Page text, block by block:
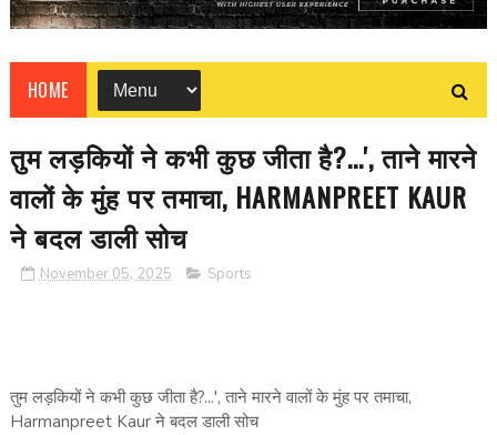
HOME
तुम लड़कियों ने कभी कुछ जीता है?...', ताने मारने
वालों के मुंह पर तमाचा, HARMANPREET KAUR
ने बदल डाली सोच
November 05, 2025 Sports
तुम लड़कियों ने कभी कुछ जीता है?...', ताने मारने वालों के मुंह पर तमाचा,
Harmanpreet Kaur ने बदल डाली सोच